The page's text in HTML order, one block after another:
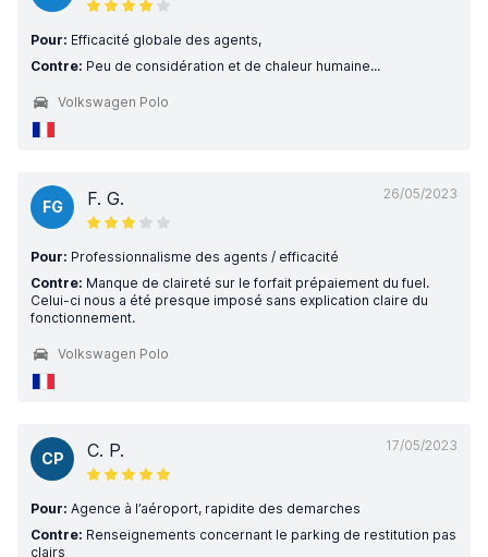
Pour: Efficacité globale des agents,
Contre: Peu de considération et de chaleur humaine...
Volkswagen Polo
26/05/2023
FG F. G.
Pour: Professionnalisme des agents / efficacité
Contre: Manque de claireté sur le forfait prépaiement du fuel.
Celui-ci nous a été presque imposé sans explication claire du
fonctionnement.
Volkswagen Polo
17/05/2023
CP C. P.
Pour: Agence à l’aéroport, rapidite des demarches
Contre: Renseignements concernant le parking de restitution pas
clairs